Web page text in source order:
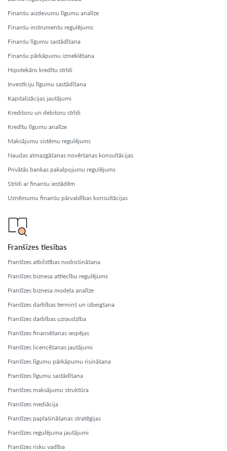
Finanšu aizdevumu līgumu analīze
Finanšu instrumentu regulējums
Finanšu līgumu sastādīšana
Finanšu pārkāpumu izmeklēšana
Hipotekāro kredītu strīdi
Investīciju līgumu sastādīšana
Kapitalizācijas jautājumi
Kreditoru un debitoru strīdi
Kredītu līgumu analīze
Maksājumu sistēmu regulējums
Naudas atmazgāšanas novēršanas konsultācijas
Privātās bankas pakalpojumu regulējums
Strīdi ar finanšu iestādēm
Uzņēmumu finanšu pārvaldības konsultācijas
Franšīzes tiesības
Franšīzes atbilstības nodrošināšana
Franšīzes biznesa attiecību regulējums
Franšīzes biznesa modeļa analīze
Franšīzes darbības termiņš un izbeigšana
Franšīzes darbības uzraudzība
Franšīzes finansēšanas iespējas
Franšīzes licencēšanas jautājumi
Franšīzes līgumu pārkāpumu risināšana
Franšīzes līgumu sastādīšana
Franšīzes maksājumu struktūra
Franšīzes mediācija
Franšīzes paplašināšanas stratēģijas
Franšīzes regulējuma jautājumi
Franšīzes risku vadība